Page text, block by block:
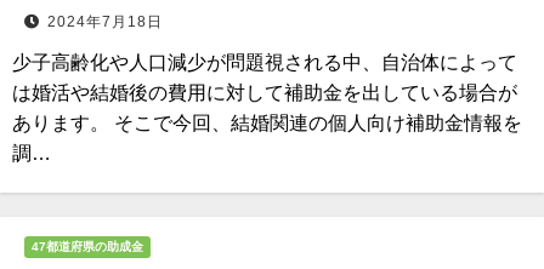
2024年7月18日
少子高齢化や人口減少が問題視される中、自治体によって
は婚活や結婚後の費用に対して補助金を出している場合が
あります。 そこで今回、結婚関連の個人向け補助金情報を
調…
47都道府県の助成金